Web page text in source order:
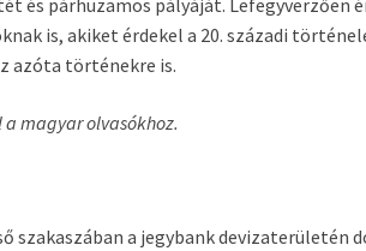
és párhuzamos pályáját. Lefegyverzően
is, akiket érdekel a 20. századi
azóta történekre is.
magyar olvasókhoz.
szakaszában a jegybank devizaterületén